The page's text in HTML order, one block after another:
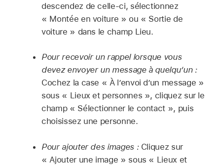
descendez de celle-ci, sélectionnez
« Montée en voiture » ou « Sortie de
voiture » dans le champ Lieu.
Pour recevoir un rappel lorsque vous
devez envoyer un message à quelqu’un :
Cochez la case « À l’envoi d’un message »
sous « Lieux et personnes », cliquez sur le
champ « Sélectionner le contact », puis
choisissez une personne.
Pour ajouter des images :Cliquez sur
« Ajouter une image » sous « Lieux et